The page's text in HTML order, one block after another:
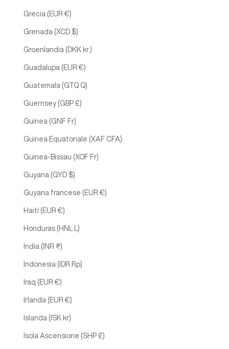
Grecia (EUR €)
Grenada (XCD $)
Groenlandia (DKK kr.)
Guadalupa (EUR €)
Guatemala (GTQ Q)
Guernsey (GBP £)
Guinea (GNF Fr)
Guinea Equatoriale (XAF CFA)
Guinea-Bissau (XOF Fr)
Guyana (GYD $)
Guyana francese (EUR €)
Haiti (EUR €)
Honduras (HNL L)
India (INR ₹)
Indonesia (IDR Rp)
Iraq (EUR €)
Irlanda (EUR €)
Islanda (ISK kr)
Isola Ascensione (SHP £)